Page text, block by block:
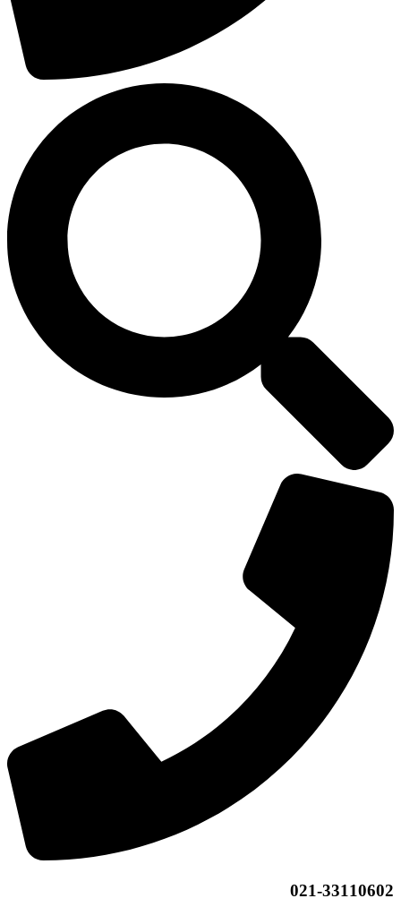
021-33110602